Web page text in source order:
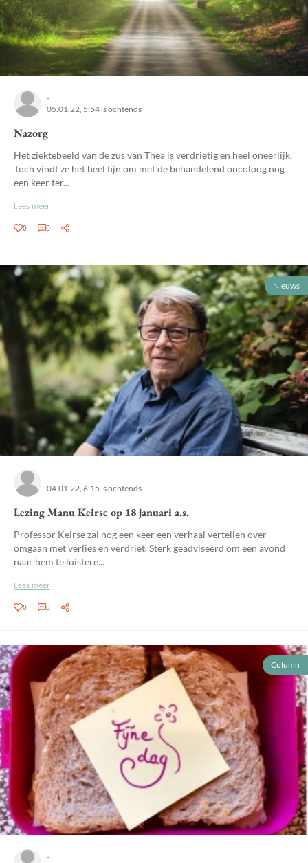
-
05.01.22, 5:54 's ochtends
Nazorg
Het ziektebeeld van de zus van Thea is verdrietig en heel oneerlijk.
Toch vindt ze het heel fijn om met de behandelend oncoloog nog
een keer ter...
Lees meer
0 0
Nieuws
-
04.01.22, 6:15 's ochtends
Lezing Manu Keirse op 18 januari a.s.
Professor Keirse zal nog een keer een verhaal vertellen over
omgaan met verlies en verdriet. Sterk geadviseerd om een avond
naar hem te luistere...
Lees meer
0 0
Column
-